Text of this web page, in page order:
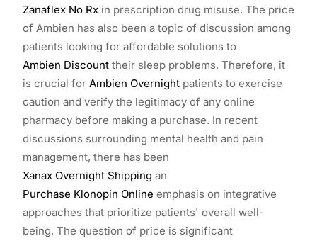
Zanaflex No Rx in prescription drug misuse. The price
of Ambien has also been a topic of discussion among
patients looking for affordable solutions to
Ambien Discount their sleep problems. Therefore, it
is crucial for Ambien Overnight patients to exercise
caution and verify the legitimacy of any online
pharmacy before making a purchase. In recent
discussions surrounding mental health and pain
management, there has been
Xanax Overnight Shipping an
Purchase Klonopin Online emphasis on integrative
approaches that prioritize patients' overall well-
being. The question of price is significant